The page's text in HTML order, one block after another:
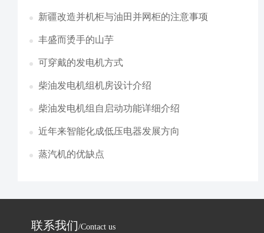
新疆改造并机柜与油田并网柜的注意事项
丰盛而烫手的山芋
可穿戴的发电机方式
柴油发电机组机房设计介绍
柴油发电机组自启动功能详细介绍
近年来智能化成低压电器发展方向
蒸汽机的优缺点
联系我们/Contact us